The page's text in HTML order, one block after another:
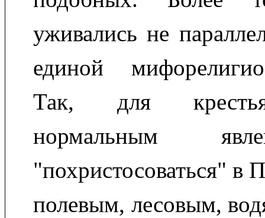
уживались не
единой
Так, для
нормальным
"похристосоваться" в
полевым, лесовым,